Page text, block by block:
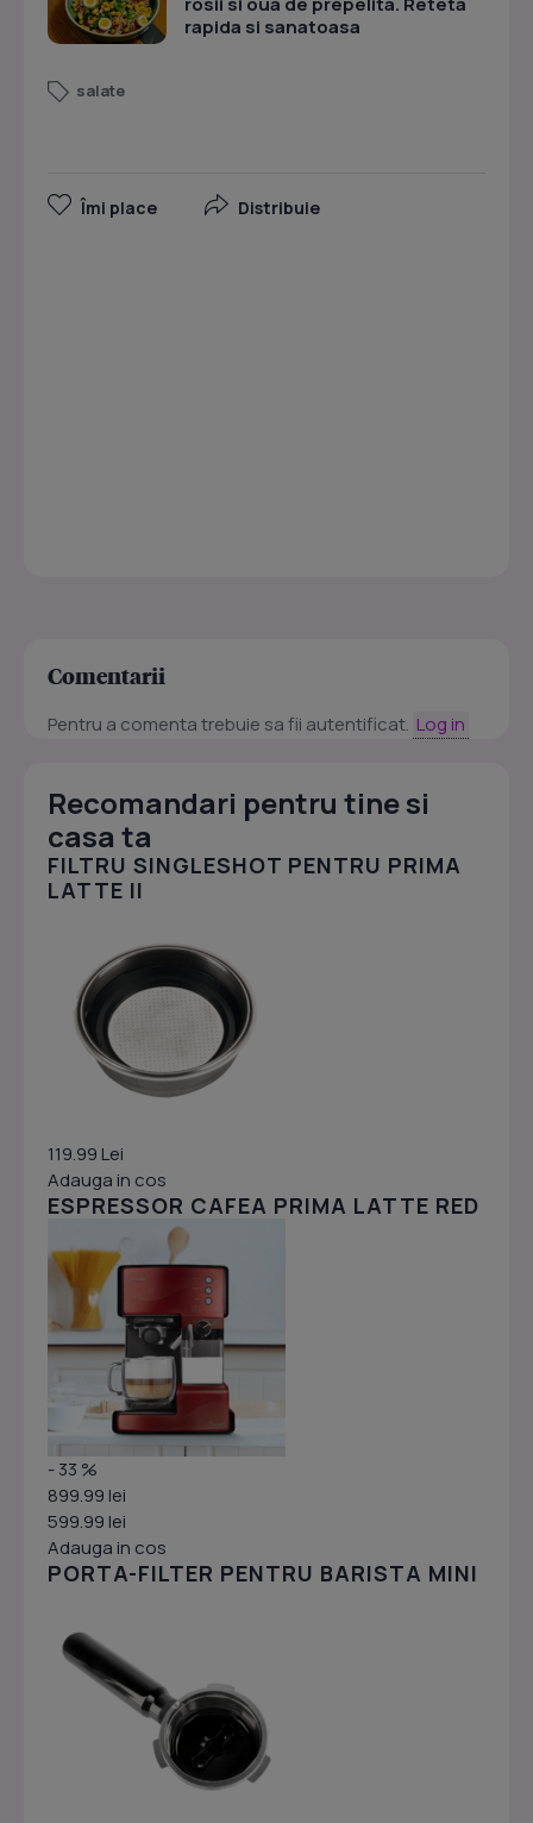
rapida si sanatoasa
salate
Îmi place Distribuie
Comentarii
Pentru a comenta trebuie sa fii autentificat. Log in
Recomandari pentru tine si
casa ta
FILTRU SINGLESHOT PENTRU PRIMA
LATTE II
119.99 Lei
Adauga in cos
ESPRESSOR CAFEA PRIMA LATTE RED
- 33 %
899.99 lei
599.99 lei
Adauga in cos
PORTA-FILTER PENTRU BARISTA MINI